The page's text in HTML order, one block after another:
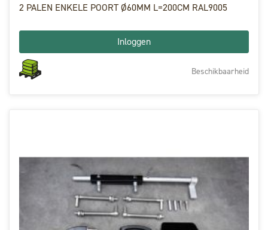
2 PALEN ENKELE POORT Ø60MM L=200CM RAL9005
Inloggen
Beschikbaarheid